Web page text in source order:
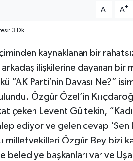
A- A+
3 Dk
kaynaklanan bir
ilişkilerine dayanan bir
“AK Parti’nin Davası Ne?”
Özgür Özel’in
çeken Levent Gültekin,
ediyor ve gelen cevap ‘Sen
milletvekilleri Özgür Bey bizi
belediye başkanları var ve